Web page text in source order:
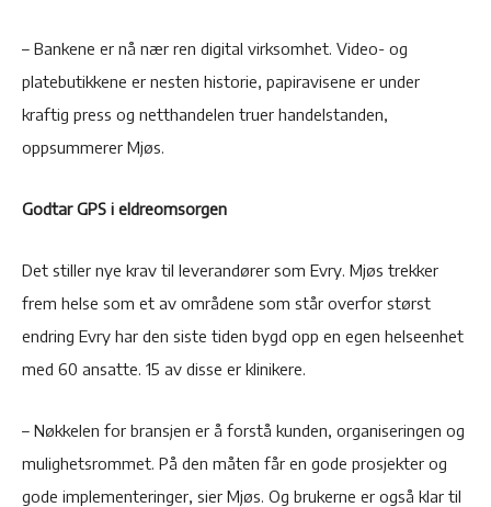
– Bankene er nå nær ren digital virksomhet. Video- og
platebutikkene er nesten historie, papiravisene er under
kraftig press og netthandelen truer handelstanden,
oppsummerer Mjøs.
Godtar GPS i eldreomsorgen
Det stiller nye krav til leverandører som Evry. Mjøs trekker
frem helse som et av områdene som står overfor størst
endring Evry har den siste tiden bygd opp en egen helseenhet
med 60 ansatte. 15 av disse er klinikere.
– Nøkkelen for bransjen er å forstå kunden, organiseringen og
mulighetsrommet. På den måten får en gode prosjekter og
gode implementeringer, sier Mjøs. Og brukerne er også klar til